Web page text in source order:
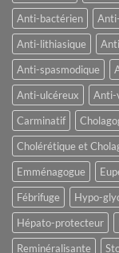
Anti-bactérien
Anti-lithiasique
Anti-spasmodique
Anti-ulcéreux
Anti-
Carminatif
Cholérétique et
Emménagogue
Fébrifuge
Hypo-
Hépato-protecteur
Reminéralisante